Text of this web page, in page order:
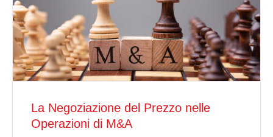
La Negoziazione del Prezzo nelle
Operazioni di M&A